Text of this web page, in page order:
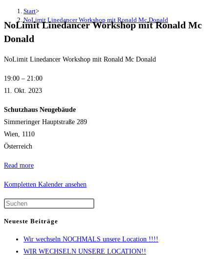
Start>
NoLimit Linedancer Workshop mit Ronald Mc Donald
NoLimit Linedancer Workshop mit Ronald Mc
Donald
NoLimit Linedancer Workshop mit Ronald Mc Donald
19:00 – 21:00
11. Okt. 2023
Schutzhaus Neugebäude
Simmeringer Hauptstraße 289
Wien, 1110
Österreich
Read more
Kompletten Kalender ansehen
Neueste Beiträge
Wir wechseln NOCHMALS unsere Location !!!!
WIR WECHSELN UNSERE LOCATION!!